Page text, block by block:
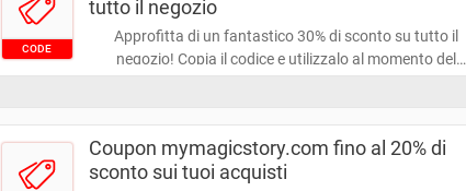
CODE
tutto il negozio
Approfitta di un fantastico 30% di sconto su tutto il
negozio! Copia il codice e utilizzalo al momento del
guardaroba o la tua casa!
Coupon mymagicstory.com fino al 20% di
sconto sui tuoi acquisti